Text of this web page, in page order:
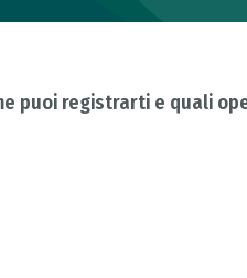
puoi registrarti e quali